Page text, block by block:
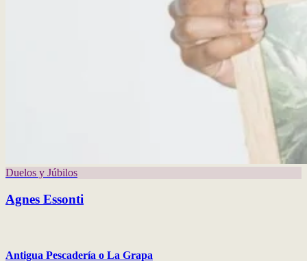
Duelos y Júbilos
Agnes Essonti
Antigua Pescadería o La Grapa